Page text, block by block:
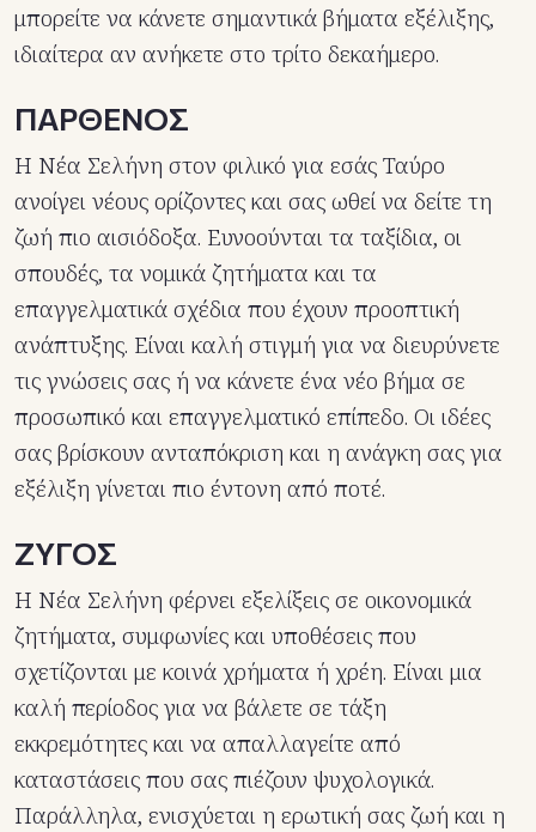
μπορείτε να κάνετε σημαντικά βήματα εξέλιξης,
ιδιαίτερα αν ανήκετε στο τρίτο δεκαήμερο.
ΠΑΡΘΕΝΟΣ
Η Νέα Σελήνη στον φιλικό για εσάς Ταύρο
ανοίγει νέους ορίζοντες και σας ωθεί να δείτε τη
ζωή πιο αισιόδοξα. Ευνοούνται τα ταξίδια, οι
σπουδές, τα νομικά ζητήματα και τα
επαγγελματικά σχέδια που έχουν προοπτική
ανάπτυξης. Είναι καλή στιγμή για να διευρύνετε
τις γνώσεις σας ή να κάνετε ένα νέο βήμα σε
προσωπικό και επαγγελματικό επίπεδο. Οι ιδέες
σας βρίσκουν ανταπόκριση και η ανάγκη σας για
εξέλιξη γίνεται πιο έντονη από ποτέ.
ΖΥΓΟΣ
Η Νέα Σελήνη φέρνει εξελίξεις σε οικονομικά
ζητήματα, συμφωνίες και υποθέσεις που
σχετίζονται με κοινά χρήματα ή χρέη. Είναι μια
καλή περίοδος για να βάλετε σε τάξη
εκκρεμότητες και να απαλλαγείτε από
καταστάσεις που σας πιέζουν ψυχολογικά.
Παράλληλα, ενισχύεται η ερωτική σας ζωή και η